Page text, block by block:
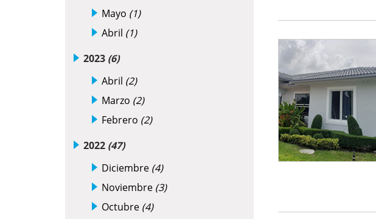
Mayo (1)
Abril (1)
2023 (6)
Abril (2)
Marzo (2)
Febrero (2)
2022 (47)
Diciembre (4)
Noviembre (3)
Octubre (4)